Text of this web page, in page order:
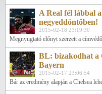
A Real fél lábbal
negyeddöntőben!
2015-02-18 23:19:30
Megnyugtató előnyt szerzett a
BL: bizakodhat a
Bayern
2015-02-17 23:06:54
Bár az eredmény alapján a Chelsea